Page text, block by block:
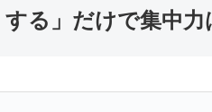
る」だけで集中力